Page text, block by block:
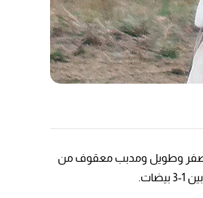
أصفر وطويل ومدبب معقوف من